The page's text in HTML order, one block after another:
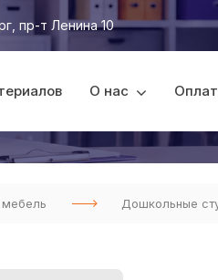
пр-т Ленина 10
О нас
Дошкольные